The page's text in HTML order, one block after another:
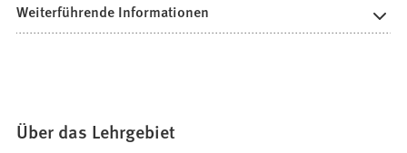
Weiterführende Informationen
Über das Lehrgebiet